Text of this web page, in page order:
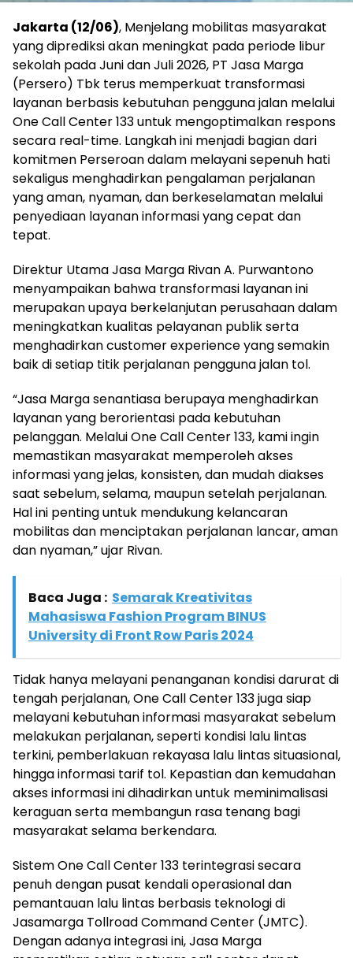
Jakarta (12/06), Menjelang mobilitas masyarakat
yang diprediksi akan meningkat pada periode libur
sekolah pada Juni dan Juli 2026, PT Jasa Marga
(Persero) Tbk terus memperkuat transformasi
layanan berbasis kebutuhan pengguna jalan melalui
One Call Center 133 untuk mengoptimalkan respons
secara real-time. Langkah ini menjadi bagian dari
komitmen Perseroan dalam melayani sepenuh hati
sekaligus menghadirkan pengalaman perjalanan
yang aman, nyaman, dan berkeselamatan melalui
penyediaan layanan informasi yang cepat dan
tepat.
Direktur Utama Jasa Marga Rivan A. Purwantono
menyampaikan bahwa transformasi layanan ini
merupakan upaya berkelanjutan perusahaan dalam
meningkatkan kualitas pelayanan publik serta
menghadirkan customer experience yang semakin
baik di setiap titik perjalanan pengguna jalan tol.
“Jasa Marga senantiasa berupaya menghadirkan
layanan yang berorientasi pada kebutuhan
pelanggan. Melalui One Call Center 133, kami ingin
memastikan masyarakat memperoleh akses
informasi yang jelas, konsisten, dan mudah diakses
saat sebelum, selama, maupun setelah perjalanan.
Hal ini penting untuk mendukung kelancaran
mobilitas dan menciptakan perjalanan lancar, aman
dan nyaman,” ujar Rivan.
Baca Juga : Semarak Kreativitas
Mahasiswa Fashion Program BINUS
University di Front Row Paris 2024
Tidak hanya melayani penanganan kondisi darurat di
tengah perjalanan, One Call Center 133 juga siap
melayani kebutuhan informasi masyarakat sebelum
melakukan perjalanan, seperti kondisi lalu lintas
terkini, pemberlakuan rekayasa lalu lintas situasional,
hingga informasi tarif tol. Kepastian dan kemudahan
akses informasi ini dihadirkan untuk meminimalisasi
keraguan serta membangun rasa tenang bagi
masyarakat selama berkendara.
Sistem One Call Center 133 terintegrasi secara
penuh dengan pusat kendali operasional dan
pemantauan lalu lintas berbasis teknologi di
Jasamarga Tollroad Command Center (JMTC).
Dengan adanya integrasi ini, Jasa Marga